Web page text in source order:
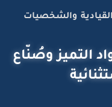
والشخصيات
التميز وصُنّاع